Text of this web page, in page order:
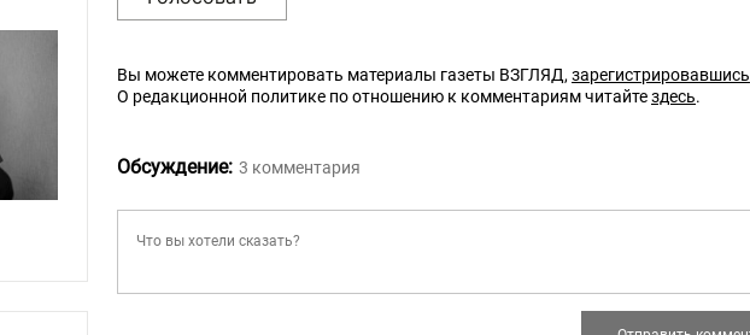
Вы можете комментировать материалы газеты ВЗГЛЯД, зарегистрировавшись
О редакционной политике по отношению к комментариям читайтездесь.
Обсуждение: 3 комментария